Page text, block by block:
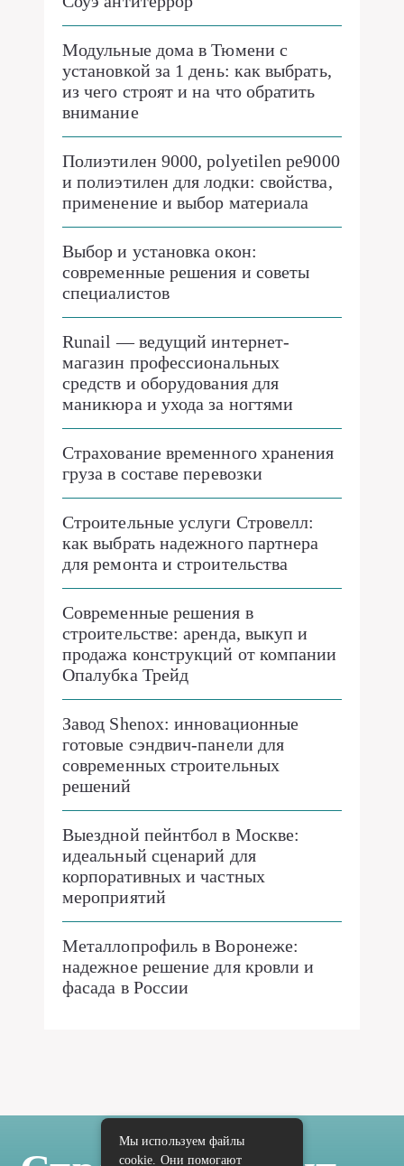
Модульные дома в Тюмени с
установкой за 1 день: как выбрать,
из чего строят и на что обратить
внимание
Полиэтилен 9000, polyetilen pe9000
и полиэтилен для лодки: свойства,
применение и выбор материала
Выбор и установка окон:
современные решения и советы
специалистов
Runail — ведущий интернет-
магазин профессиональных
средств и оборудования для
маникюра и ухода за ногтями
Страхование временного хранения
груза в составе перевозки
Строительные услуги Стровелл:
как выбрать надежного партнера
для ремонта и строительства
Современные решения в
строительстве: аренда, выкуп и
продажа конструкций от компании
Опалубка Трейд
Завод Shenox: инновационные
готовые сэндвич-панели для
современных строительных
решений
Выездной пейнтбол в Москве:
идеальный сценарий для
корпоративных и частных
мероприятий
Металлопрофиль в Воронеже:
надежное решение для кровли и
фасада в России
Мы используем файлы
cookie. Они помогают